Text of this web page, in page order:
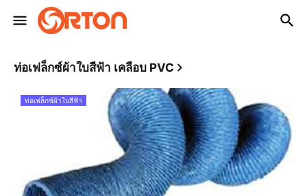
ท่อเฟล็กซ์ผ้าใบสีฟ้า เคลือบ PVC
ท่อเฟล็กซ์ผ้าใบสีฟ้า